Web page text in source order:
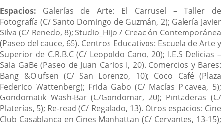
Espacios: Galerías de Arte: El Carrusel – Taller de
Fotografía (C/ Santo Domingo de Guzmán, 2); Galería Javier
Silva (C/ Renedo, 8); Studio_Hijo / Creación Contemporánea
(Paseo del cauce, 65). Centros Educativos: Escuela de Arte y
Superior de C.R.B.C (C/ Leopoldo Cano, 20); I.E.S Delicias –
Sala GaBe (Paseo de Juan Carlos I, 20). Comercios y Bares:
Bang &Olufsen (C/ San Lorenzo, 10); Coco Café (Plaza
Federico Wattenberg); Frida Gabo (C/ Macías Picavea, 5);
Gondomatik Wash-Bar (C/Gondomar, 20); Pintaderas (C/
Platerías, 5); Re-read (C/ Regalado, 13). Otros espacios: Cine
Club Casablanca en Cines Manhattan (C/ Cervantes, 13-15);